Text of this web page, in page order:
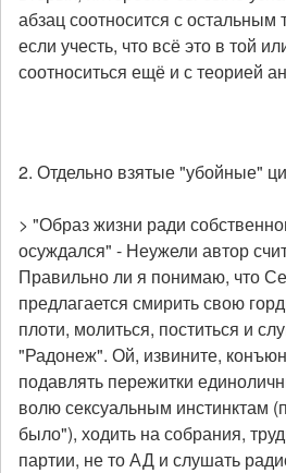
абзац соотносится с остальным
если учесть, что всё это в той
соотноситься ещё и с теорией
2. Отдельно взятые "убойные"
> "Образ жизни ради
осуждался" - Неужели автор
Правильно ли я понимаю, что
предлагается смирить свою
плоти, молиться, поститься и
"Радонеж". Ой, извините,
подавлять пережитки
волю сексуальным инстинктам
было"), ходить на собрания,
партии, не то АД и слушать